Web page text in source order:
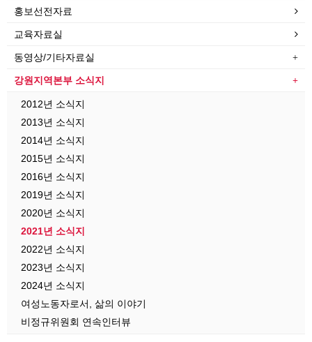
홍보선전자료
교육자료실
동영상/기타자료실
강원지역본부 소식지
2012년 소식지
2013년 소식지
2014년 소식지
2015년 소식지
2016년 소식지
2019년 소식지
2020년 소식지
2021년 소식지
2022년 소식지
2023년 소식지
2024년 소식지
여성노동자로서, 삶의 이야기
비정규위원회 연속인터뷰